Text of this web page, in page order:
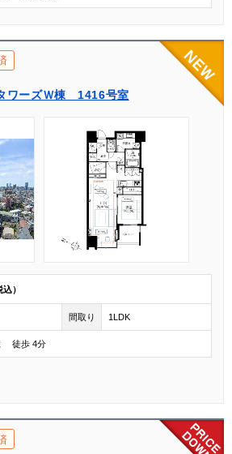
ワーズＷ棟 1416号室
）
間取り 1LDK
徒歩 4分